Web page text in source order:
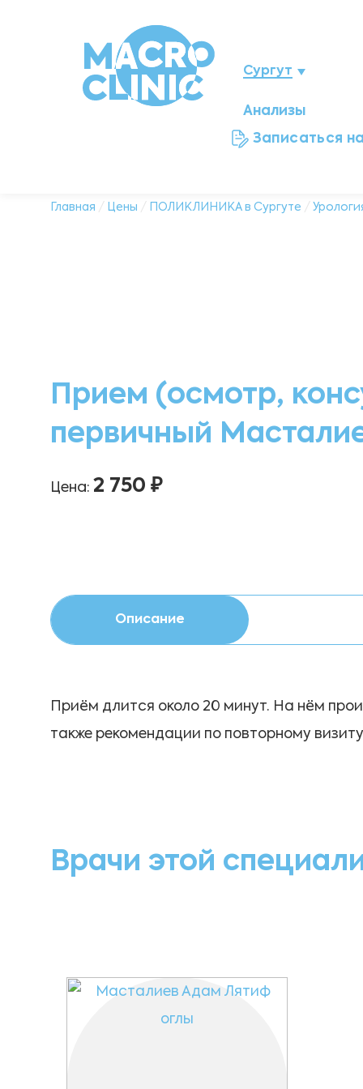
Сургут
Нижневартовск
Анализы
Записаться
Главная / Цены / ПОЛИКЛИНИКА в Сургуте /
Прием (осмотр,
первичный
Цена: 2 750 ₽
Описание
Приём длится около 20 минут. На нём
также рекомендации по повторному визиту
Врачи этой